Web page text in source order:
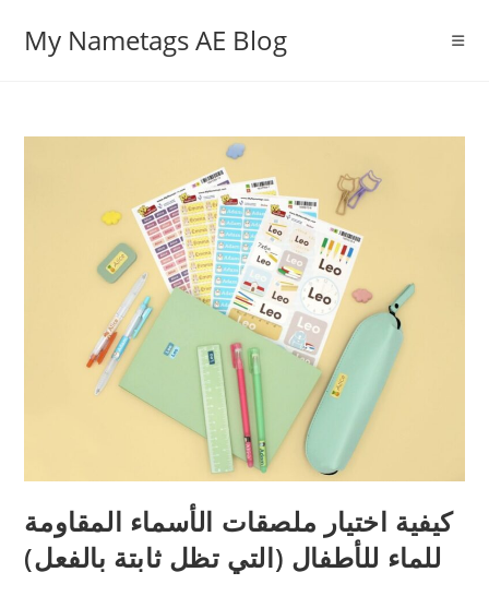
My Nametags AE Blog
كيفية اختيار ملصقات الأسماء المقاومة
للماء للأطفال (التي تظل ثابتة بالفعل)